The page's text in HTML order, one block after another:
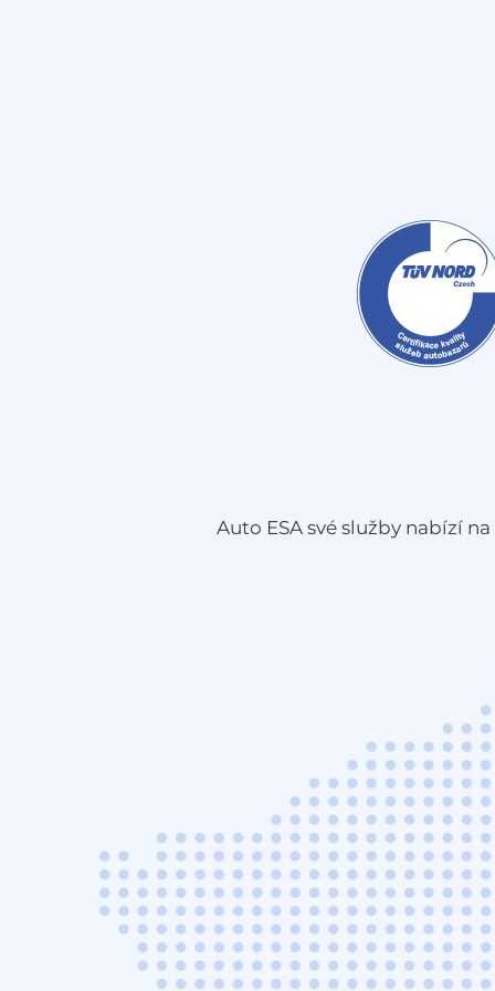
Auto ESA své služby nabízí